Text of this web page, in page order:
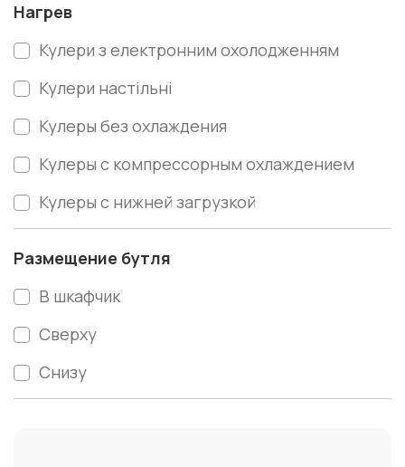
Нагрев
Кулери з електронним охолодженням
Кулери настільні
Кулеры без охлаждения
Кулеры с компрессорным охлаждением
Кулеры с нижней загрузкой
Размещение бутля
В шкафчик
Сверху
Снизу